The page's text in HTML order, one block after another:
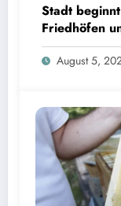
Stadt
Friedhöfen
August 5,